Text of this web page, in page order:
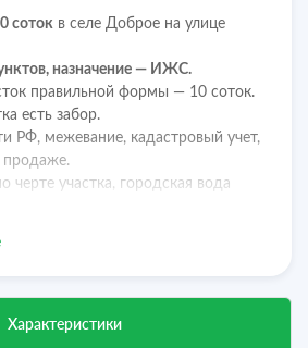
соток в селе Доброе на улице
назначение — ИЖС.
правильной формы — 10 соток.
есть забор.
РФ, межевание, кадастровый учет,
продаже.
черте участка, городская вода
дома, имеется проект.
организую показ.
Характеристики